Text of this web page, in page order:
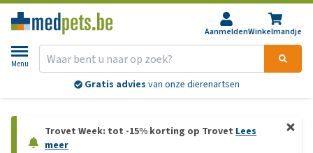
AanmeldenWinkelmandje
Menu
Gratis advies van onze dierenartsen
Trovet Week: tot -15% korting op Trovet Lees
meer